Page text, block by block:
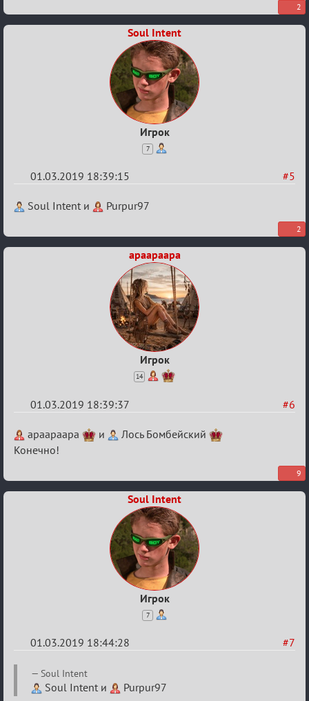
Пар
2
Soul Intent
Игрок
7
#5
01.03.2019 18:39:15
Re:
Турнир
Soul Intent и Purpur97
2
apaapaapa
Игрок
14
#6
01.03.2019 18:39:37
Re:
IX
Пар
apaapaapa и
Лось Бомбейский
Конечно!
9
Soul Intent
Игрок
7
#7
01.03.2019 18:44:28
Re:
Soul Intent
Soul Intent и Purpur97